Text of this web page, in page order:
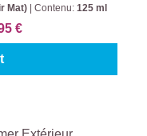
Mat) Contenu: 125 ml
€